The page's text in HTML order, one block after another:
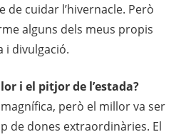
de cuidar l’hivernacle. Però
alguns dels meus propis
i divulgació.
i el pitjor de l’estada?
magnífica, però el millor va ser
de dones extraordinàries. El